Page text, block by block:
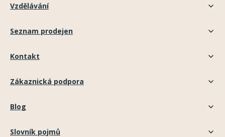
Vzdělávání
Seznam prodejen
Kontakt
Zákaznická podpora
Blog
Slovník pojmů